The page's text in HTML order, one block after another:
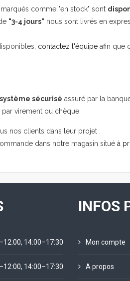
comme "en stock" sont
"3-4 jours" nous sont livrés en
contactez l'équipe afin que
système sécurisé assuré par la
virement ou chèque.
nos clients dans leur projet .
dans notre magasin situé à
14:00–17:30
14:00–17:30
INFOS
Mon compte
A propos